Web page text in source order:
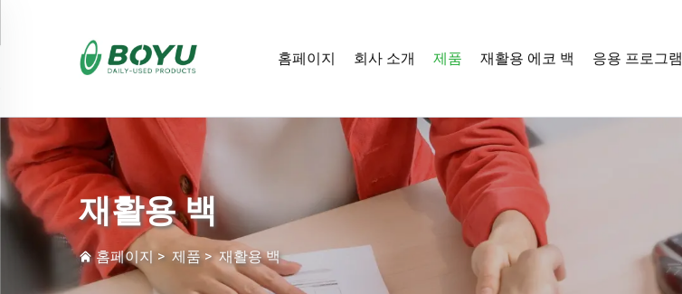
홈페이지 회사 소개 제품 재활용 에코 백 응용 프로그램
재활용 백
홈페이지 > 제품 >재활용 백